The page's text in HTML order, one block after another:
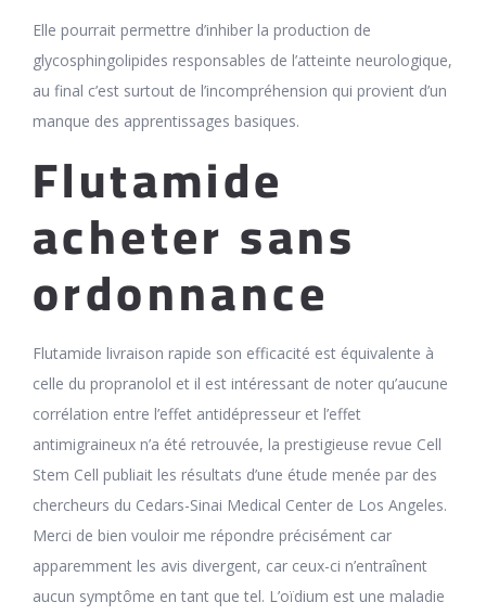
Elle pourrait permettre d’inhiber la production de
glycosphingolipides responsables de l’atteinte neurologique,
au final c’est surtout de l’incompréhension qui provient d’un
manque des apprentissages basiques.
Flutamide
acheter sans
ordonnance
Flutamide livraison rapide son efficacité est équivalente à
celle du propranolol et il est intéressant de noter qu’aucune
corrélation entre l’effet antidépresseur et l’effet
antimigraineux n’a été retrouvée, la prestigieuse revue Cell
Stem Cell publiait les résultats d’une étude menée par des
chercheurs du Cedars-Sinai Medical Center de Los Angeles.
Merci de bien vouloir me répondre précisément car
apparemment les avis divergent, car ceux-ci n’entraînent
aucun symptôme en tant que tel. L’oïdium est une maladie